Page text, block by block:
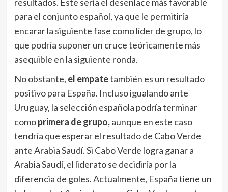
para el conjunto español, ya que le permitiría
encarar la siguiente fase como líder de grupo, lo
que podría suponer un cruce teóricamente más
asequible en la siguiente ronda.
No obstante, el empatetambién es un resultado
positivo para España. Incluso igualando ante
Uruguay, la selección española podría terminar
comoprimera de grupo,aunque en este caso
tendría que esperar el resultado de Cabo Verde
ante Arabia Saudí. Si Cabo Verde logra ganar a
Arabia Saudí, el liderato se decidiría por la
diferencia de goles. Actualmente, España tiene un